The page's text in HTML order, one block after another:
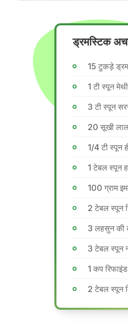
ड्रमस्टिक
15 टुकड़े
1 टी स्पून मेथी
3 टी स्पून
20 सूखी लाल
1/4 टी स्पून
1 टेबल स्पून
100 ग्राम
2 टेबल स्पून
3 लहसुन की
3 टेबल स्पून
1 कप
2 टेबल स्पून